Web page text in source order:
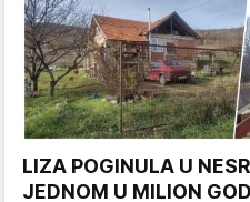
LIZA POGINULA U
JEDNOM U MILION